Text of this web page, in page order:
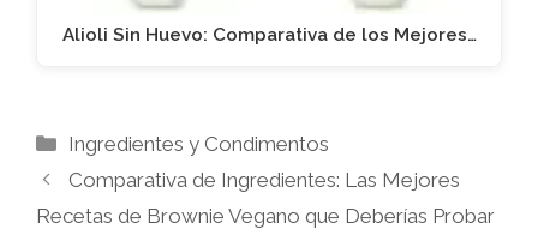
Alioli Sin Huevo: Comparativa de los Mejores…
Categorías
Ingredientes y Condimentos
Comparativa de Ingredientes: Las Mejores
Recetas de Brownie Vegano que Deberías Probar